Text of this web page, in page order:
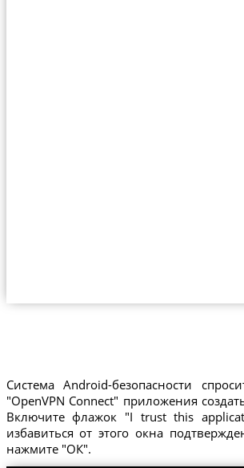
Система Android-безопасности
"OpenVPN Connect" приложения
Включите флажок "I trust this
избавиться от этого окна
нажмите "ОК".